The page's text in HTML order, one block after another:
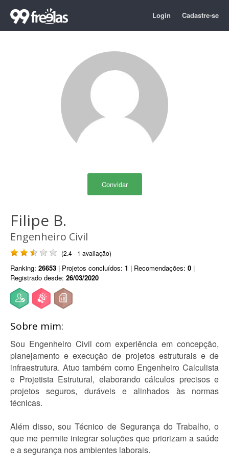
Login Cadastre-se
Convidar
Filipe B.
Engenheiro Civil
(2.4 - 1 avaliação)
Ranking: 26653 | Projetos concluídos: 1 | Recomendações: 0 |
Registrado desde: 26/03/2020
Sobre mim:
Sou Engenheiro Civil com experiência em concepção,
planejamento e execução de projetos estruturais e de
infraestrutura. Atuo também como Engenheiro Calculista
e Projetista Estrutural, elaborando cálculos precisos e
projetos seguros, duráveis e alinhados às normas
técnicas.
Além disso, sou Técnico de Segurança do Trabalho, o
que me permite integrar soluções que priorizam a saúde
e a segurança nos ambientes laborais.